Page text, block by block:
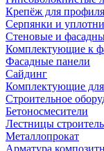
Крепёж для
Серпянки и
Стеновые и
Комплектующие к
Фасадные панели
Сайдинг
Комплектующие для
Строительное
Бетоносмесители
Лестницы
Металлопрокат
Арматура